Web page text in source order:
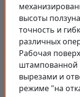
высоты
точность и
различных
Рабочая
штампованной
вырезами и
режиме "на